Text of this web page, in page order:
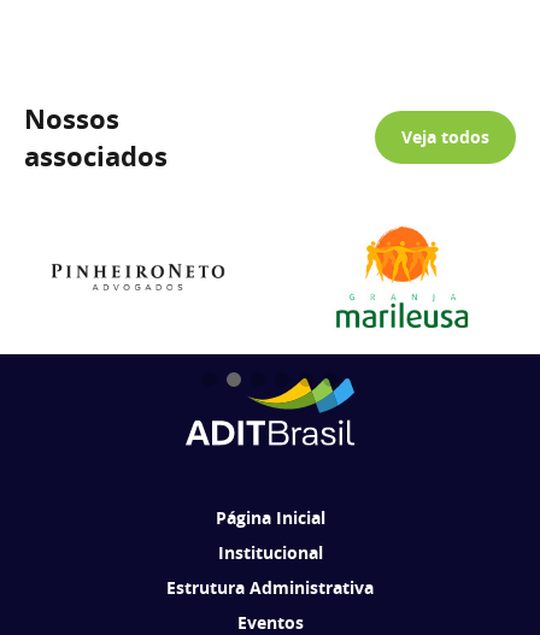
Nossos
associados
Veja todos
Página Inicial
Institucional
Estrutura Administrativa
Eventos